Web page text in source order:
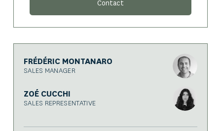
Contact
FRÉDÉRIC MONTANARO
SALES MANAGER
ZOÉ CUCCHI
SALES REPRESENTATIVE